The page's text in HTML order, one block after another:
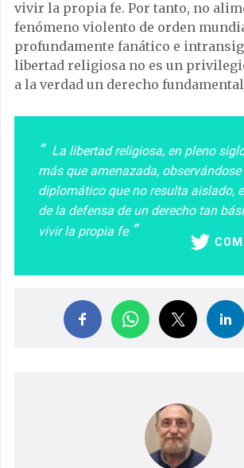
vivir la propia fe. Por tanto, no
fenómeno violento de orden
profundamente fanático e
libertad religiosa no es un
a la verdad un derecho
La libertad religiosa, en pleno
más que amenazada,
diplomático que no resulta aislado,
de la defensa de un derecho tan
vivir la propia fe